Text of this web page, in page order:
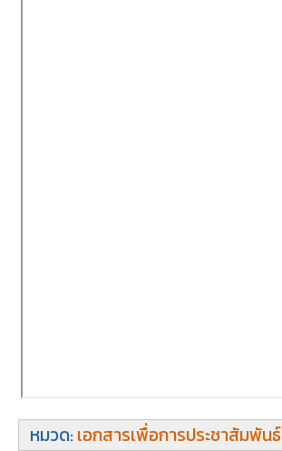
หมวด:เอกสารเพื่อการประชาสัมพันธ์